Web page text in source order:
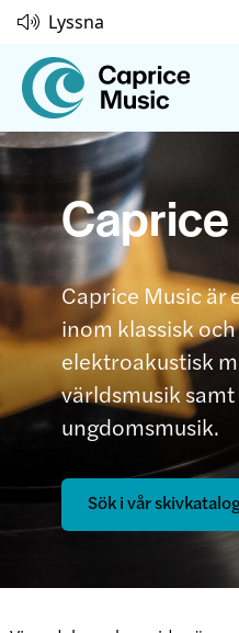
Lyssna
Caprice Music är
inom klassisk
elektroakustisk
världsmusik
ungdomsmusik.
Sök i vår